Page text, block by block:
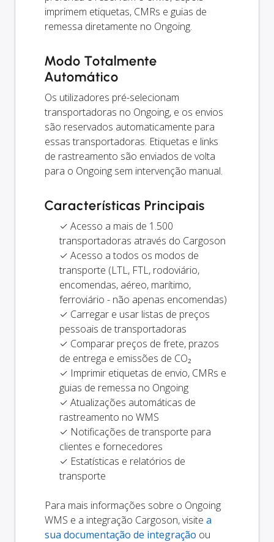
imprimem etiquetas, CMRs e guias de
remessa diretamente no Ongoing.
Modo Totalmente
Automático
Os utilizadores pré-selecionam
transportadoras no Ongoing, e os envios
são reservados automaticamente para
essas transportadoras. Etiquetas e links
de rastreamento são enviados de volta
para o Ongoing sem intervenção manual.
Características Principais
✓ Acesso a mais de 1.500
transportadoras através do Cargoson
✓ Acesso a todos os modos de
transporte (LTL, FTL, rodoviário,
encomendas, aéreo, marítimo,
ferroviário - não apenas encomendas)
✓ Carregar e usar listas de preços
pessoais de transportadoras
✓ Comparar preços de frete, prazos
de entrega e emissões de CO₂
✓ Imprimir etiquetas de envio, CMRs e
guias de remessa no Ongoing
✓ Atualizações automáticas de
rastreamento no WMS
✓ Notificações de transporte para
clientes e fornecedores
✓ Estatísticas e relatórios de
transporte
Para mais informações sobre o Ongoing
WMS e a integração Cargoson, visite a
sua documentação de integração ou